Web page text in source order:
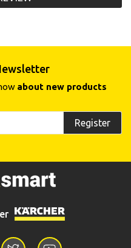
about new products
Register